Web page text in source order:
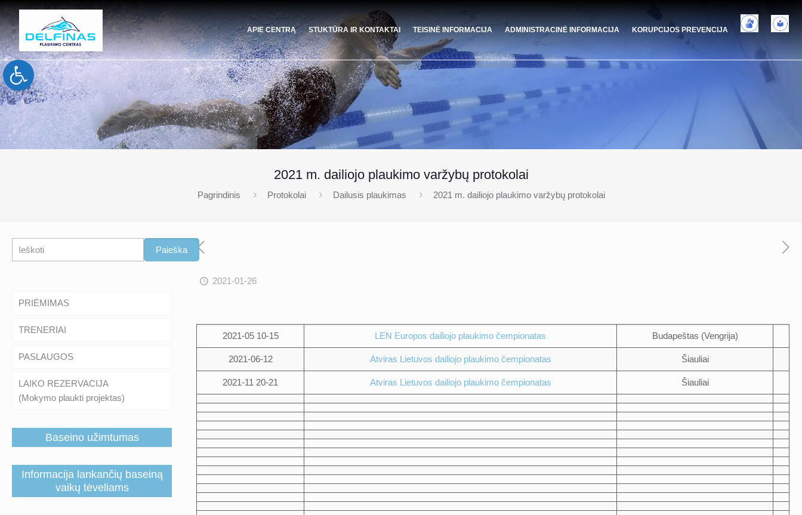
Open toolbar
APIE CENTRĄ STUKTŪRA IR KONTAKTAI TEISINĖ INFORMACIJA ADMINISTRACINĖ INFORMACIJA KORUPCIJOS PREVENCIJA
2021 m. dailiojo plaukimo varžybų protokolai
Pagrindinis Protokolai Dailusis plaukimas 2021 m. dailiojo plaukimo varžybų protokolai
2021-01-26
2021-05 10-15 LEN Europos dailiojo plaukimo čempionatas Budapeštas (Vengrija)
2021-06-12 Atviras Lietuvos dailiojo plaukimo čempionatas Šiauliai
2021-11 20-21 Atviras Lietuvos dailiojo plaukimo čempionatas Šiauliai
Paieška Paieška
PRIĖMIMAS
TRENERIAI
PASLAUGOS
LAIKO REZERVACIJA
(Mokymo plaukti projektas)
Baseino užimtumas
Informacija lankančių baseiną
vaikų tėveliams